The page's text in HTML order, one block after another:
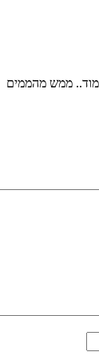
ממש מהממים